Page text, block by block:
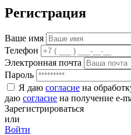
Регистрация
Ваше имя
Телефон
Электронная почта
Пароль
Я даю согласие на
даю согласие на получение e-
Зарегистрироваться
или
Войти